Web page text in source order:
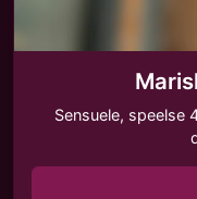
Sensuele, speelse